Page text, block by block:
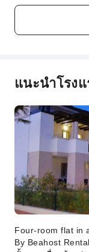
Final
yourself or buy
flat: 60 Euros *2
place: between
change),
(please check the
on request:
bedroom flat: 65
นโยบายเด็ก
ที่พักนี้ไม่กำหนดอา
เดินเข้าพักได้
คำอธิบายค่า
ค่าธรรมเนียมขึ้นอ
แนะนำโรง
Four-room flat in
By Beahost